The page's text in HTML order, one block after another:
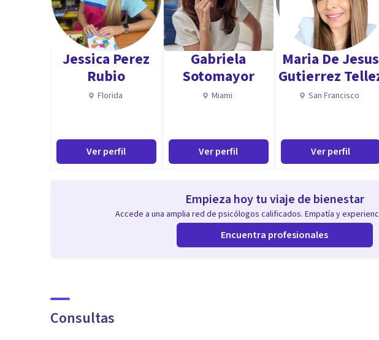
Diploma Clínica Y Modalidades De Tratamiento En Adicciones, Universidad de
Medicina. Concepción.
Diplomado De Abusos Sexuales En La Infancia Y En La Adolescencia.
Psicología. Concepción.
Diplomado En Psicoterapia, Universidad Santo Tomás, Santiago.
Jessica Perez
Rubio
Florida
Ver perfil
Gabriela
Sotomayor
Miami
Ver perfil
Maria De Jesus
Gutierrez
San Francisco
Ver perfil
Empieza hoy tu viaje de bienestar
Accede a una amplia red de psicólogos calificados. Empatía y
Encuentra profesionales
Consultas